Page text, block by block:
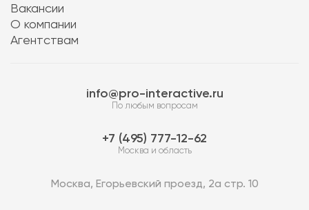
Вакансии
О компании
Агентствам
info@pro-interactive.ru
По любым вопросам
7 (495) 777-12-62
Москва и область
Москва, Егорьевский проезд, 2а стр. 10